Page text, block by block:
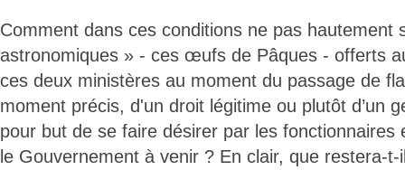
Comment dans ces conditions ne pas hautement
astronomiques » - ces œufs de Pâques - offerts
ces deux ministères au moment du passage de
moment précis, d'un droit légitime ou plutôt d’un
pour but de se faire désirer par les fonctionnaires
le Gouvernement à venir ? En clair, que restera-